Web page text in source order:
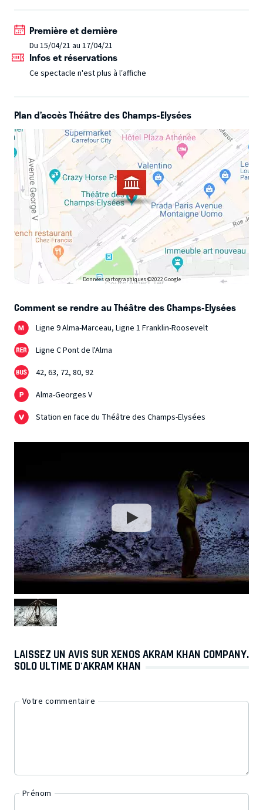
durant la Première Guerre mondiale. Accompagné sur
scène par 5 musiciens au talent envoûtant, ce tout dernier
solo d’Akram Khan est à la fois saisissant d’humanité,
tragique et si poétique, à l’image de son immense
Première et dernière
Du 15/04/21 au 17/04/21
Infos et réservations
Ce spectacle n'est plus à l’affiche
Plan d’accès Théâtre des Champs-Elysées
Données cartographiques ©2022 Google
Comment se rendre au Théâtre des Champs-Elysées
Ligne 9 Alma-Marceau, Ligne 1 Franklin-Roosevelt
Ligne C Pont de l'Alma
42, 63, 72, 80, 92
Alma-Georges V
Station en face du Théâtre des Champs-Elysées
LAISSEZ UN AVIS SUR XENOS AKRAM KHAN COMPANY.
SOLO ULTIME D'AKRAM KHAN
Votre commentaire
Prénom